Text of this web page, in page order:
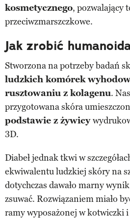
kosmetycznego, pozwalający
przeciwzmarszczkowe.
Jak zrobić
Stworzona na potrzeby badań
ludzkich komórek
rusztowaniu z kolagenu.
przygotowana skóra
podstawie z żywicy
3D.
Diabeł jednak tkwi w
ekwiwalentu ludzkiej skóry na
dotychczas dawało marny
zsuwać. Rozwiązaniem miało
ramy wyposażonej w kotwiczki